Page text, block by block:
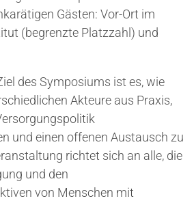
Gästen: Vor-Ort im
(begrenzte Platzzahl) und
des Symposiums ist es, wie
Akteure aus Praxis,
und einen offenen Austausch zu
richtet sich an alle, die
und den
von Menschen mit